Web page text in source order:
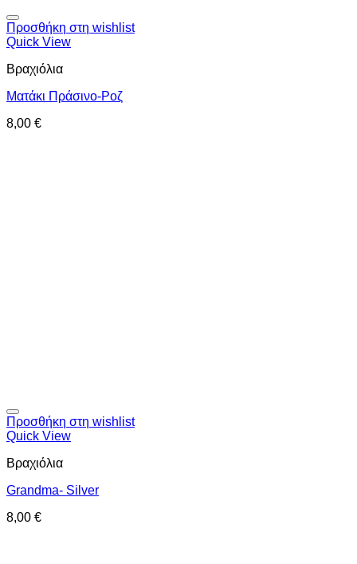
Προσθήκη στη wishlist
Quick View
Βραχιόλια
Ματάκι Πράσινο-Ροζ
8,00 €
Προσθήκη στη wishlist
Quick View
Βραχιόλια
Grandma- Silver
8,00 €